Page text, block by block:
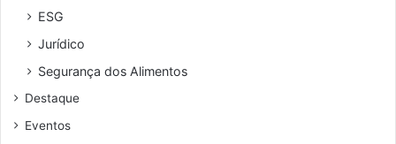
e
e
ESG
Jurídico
Segurança dos Alimentos
Destaque
Eventos